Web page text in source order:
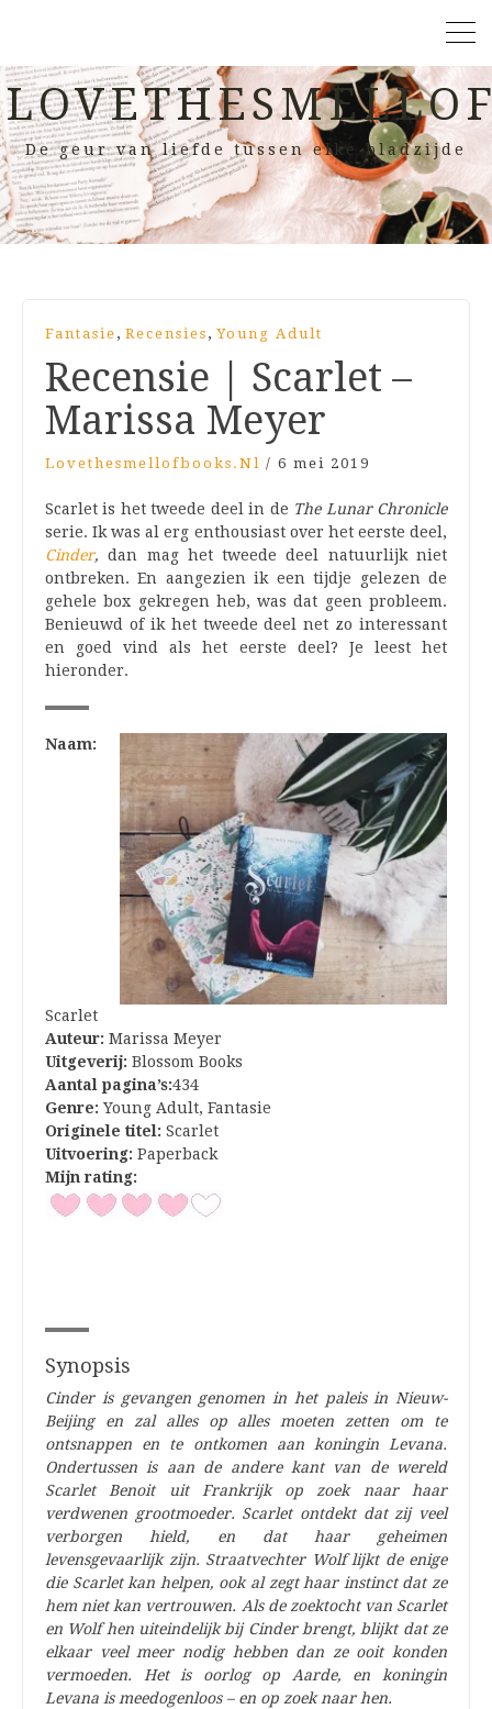
De geur van liefde tussen elke bladzijde
Fantasie , Recensies , Young Adult
Recensie | Scarlet –
Marissa Meyer
Lovethesmellofbooks.nl / 6 mei 2019
Scarlet is het tweede deel in de The Lunar Chronicle
serie. Ik was al erg enthousiast over het eerste deel,
Cinder,dan mag het tweede deel natuurlijk niet
ontbreken. En aangezien ik een tijdje gelezen de
gehele box gekregen heb, was dat geen probleem.
Benieuwd of ik het tweede deel net zo interessant
en goed vind als het eerste deel? Je leest het
hieronder.
Naam:
Scarlet
Auteur: Marissa Meyer
Uitgeverij: Blossom Books
Aantal pagina’s:434
Genre: Young Adult, Fantasie
Originele titel: Scarlet
Uitvoering: Paperback
Mijn rating:
Synopsis
Cinder is gevangen genomen in het paleis in Nieuw-
Beijing en zal alles op alles moeten zetten om te
ontsnappen en te ontkomen aan koningin Levana.
Ondertussen is aan de andere kant van de wereld
Scarlet Benoit uit Frankrijk op zoek naar haar
verdwenen grootmoeder. Scarlet ontdekt dat zij veel
verborgen hield, en dat haar geheimen
levensgevaarlijk zijn. Straatvechter Wolf lijkt de enige
die Scarlet kan helpen, ook al zegt haar instinct dat ze
hem niet kan vertrouwen. Als de zoektocht van Scarlet
en Wolf hen uiteindelijk bij Cinder brengt, blijkt dat ze
elkaar veel meer nodig hebben dan ze ooit konden
vermoeden. Het is oorlog op Aarde, en koningin
Levana is meedogenloos – en op zoek naar hen.